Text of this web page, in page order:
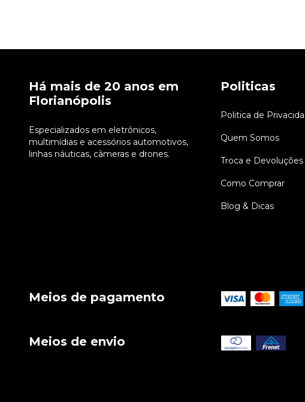
Há mais de 20 anos em
Florianópolis
Especializados em eletrônicos,
multimídias e acessórios automotivos,
linhas náuticas, câmeras e drones.
Politicas
Politica de
Quem Somos
Troca e Devoluções
Como Comprar
Blog & Dicas
Meios de pagamento
Meios de envio